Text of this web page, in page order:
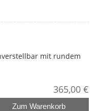
mit rundem
365,00 €
Zum Warenkorb